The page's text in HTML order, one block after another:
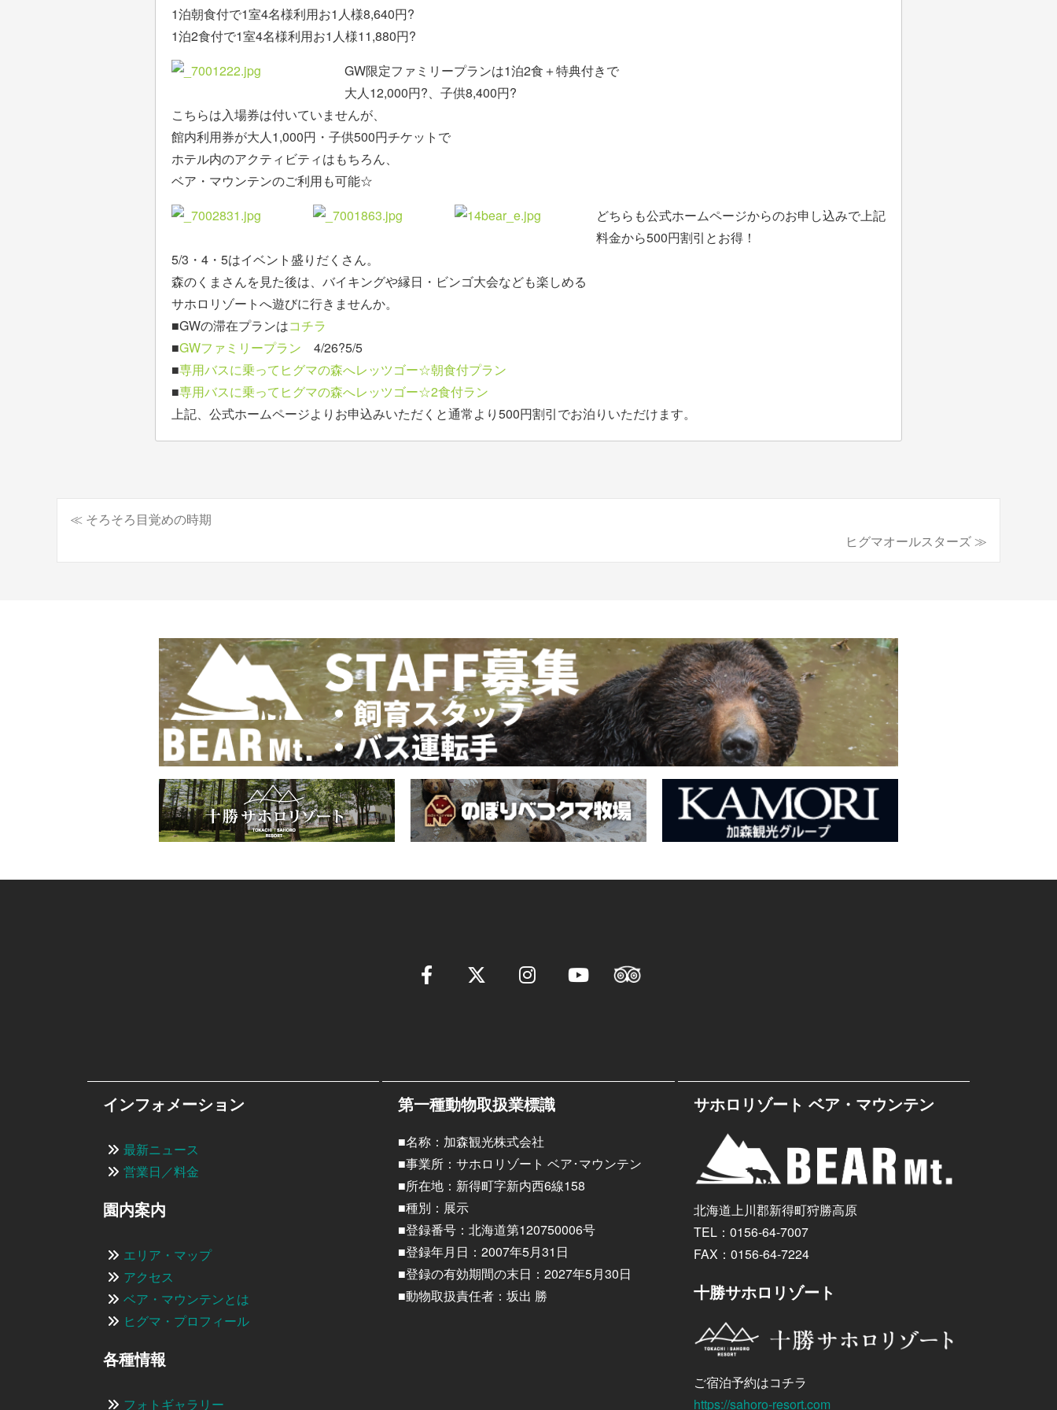
1泊朝食付で1室4名様利用お1人様8,640円?
1泊2食付で1室4名様利用お1人様11,880円?
GW限定ファミリープランは1泊2食＋特典付きで
大人12,000円?、子供8,400円?
こちらは入場券は付いていませんが、
館内利用券が大人1,000円・子供500円チケットで
ホテル内のアクティビティはもちろん、
ベア・マウンテンのご利用も可能☆
どちらも公式ホームページからのお申し込みで上記
料金から500円割引とお得！
5/3・4・5はイベント盛りだくさん。
森のくまさんを見た後は、バイキングや縁日・ビンゴ大会なども楽しめる
サホロリゾートへ遊びに行きませんか。
■GWの滞在プランはコチラ
■GWファミリープラン 4/26?5/5
■専用バスに乗ってヒグマの森へレッツゴー☆朝食付プラン
■専用バスに乗ってヒグマの森へレッツゴー☆2食付ラン
上記、公式ホームページよりお申込みいただくと通常より500円割引でお泊りいただけます。
投
稿
≪ そろそろ目覚めの時期
ヒグマオールスターズ ≫
インフォメーション
最新ニュース
営業日／料金
園内案内
エリア・マップ
アクセス
ベア・マウンテンとは
ヒグマ・プロフィール
各種情報
フォトギャラリー
第一種動物取扱業標識
■名称：加森観光株式会社
■事業所：サホロリゾート ベア･マウンテン
■所在地：新得町字新内西6線158
■種別：展示
■登録番号：北海道第120750006号
■登録年月日：2007年5月31日
■登録の有効期間の末日：2027年5月30日
■動物取扱責任者：坂出 勝
サホロリゾート ベア・マウンテン
北海道上川郡新得町狩勝高原
TEL：0156-64-7007
FAX：0156-64-7224
十勝サホロリゾート
ご宿泊予約はコチラ
https://sahoro-resort.com